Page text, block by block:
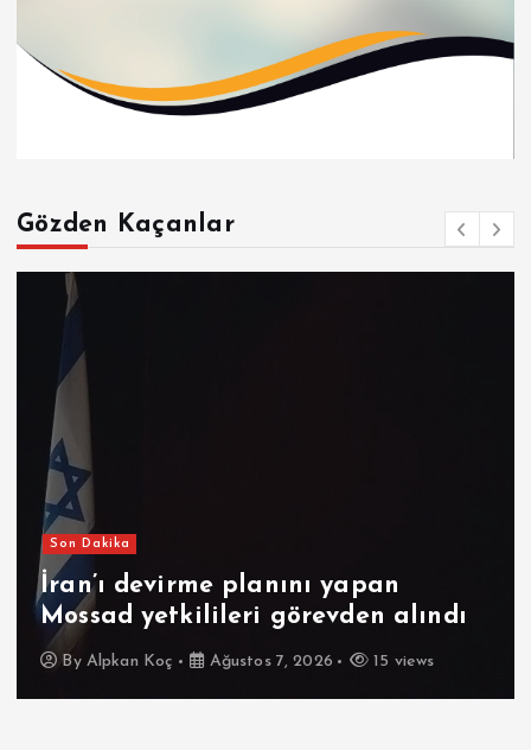
Gözden Kaçanlar
Son Dakika
İran’ı devirme planını yapan
Mossad yetkilileri görevden alındı
By Alpkan Koç Ağustos 7, 2026 15 views